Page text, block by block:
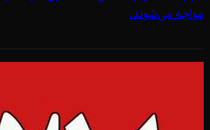
مواجه می‌شوند.